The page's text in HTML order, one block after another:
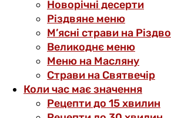
Новорічні десерти
Різдвяне меню
М’ясні страви на Різдво
Великоднє меню
Меню на Масляну
Страви на Святвечір
Коли час має значення
Рецепти до 15 хвилин